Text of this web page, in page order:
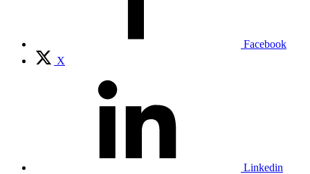
Facebook
X
Linkedin